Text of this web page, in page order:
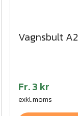
Vagnsbult A2
Fr.3 kr
exkl.moms